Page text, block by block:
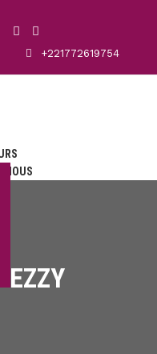
+221772619754
NOUS